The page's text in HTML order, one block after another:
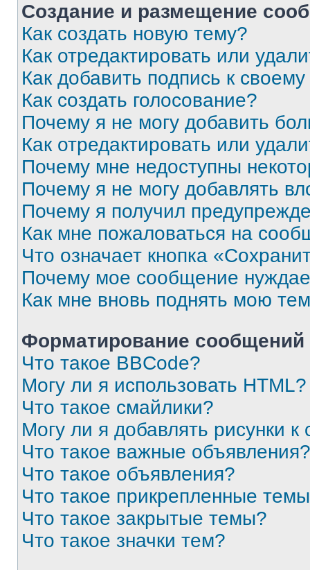
Создание и размещение
Как создать новую тему?
Как отредактировать или
Как добавить подпись к
Как создать голосование?
Почему я не могу добавить
Как отредактировать или
Почему мне недоступны
Почему я не могу добавлять
Почему я получил
Как мне пожаловаться на
Что означает кнопка
Почему мое сообщение
Как мне вновь поднять мою
Форматирование
Что такое BBCode?
Могу ли я использовать HTML?
Что такое смайлики?
Могу ли я добавлять рисунки
Что такое важные объявления?
Что такое объявления?
Что такое прикрепленные
Что такое закрытые темы?
Что такое значки тем?